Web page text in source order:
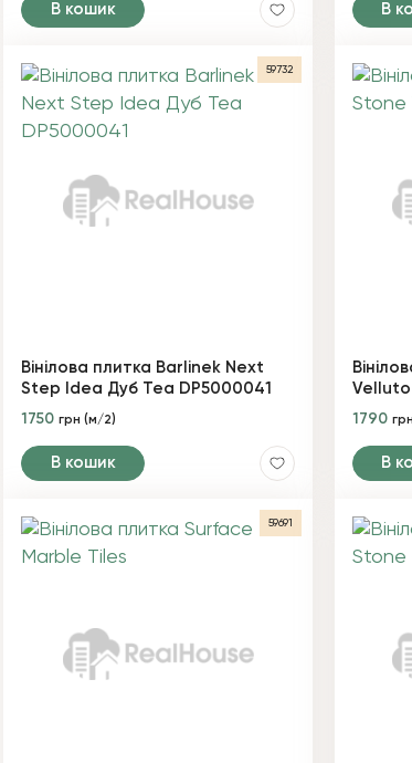
В кошик В
59732
Вінілова плитка Barlinek Next
Step Idea Дуб Tea DP5000041
1750 грн (м/2)
В кошик
Velluto
1790
В
59691